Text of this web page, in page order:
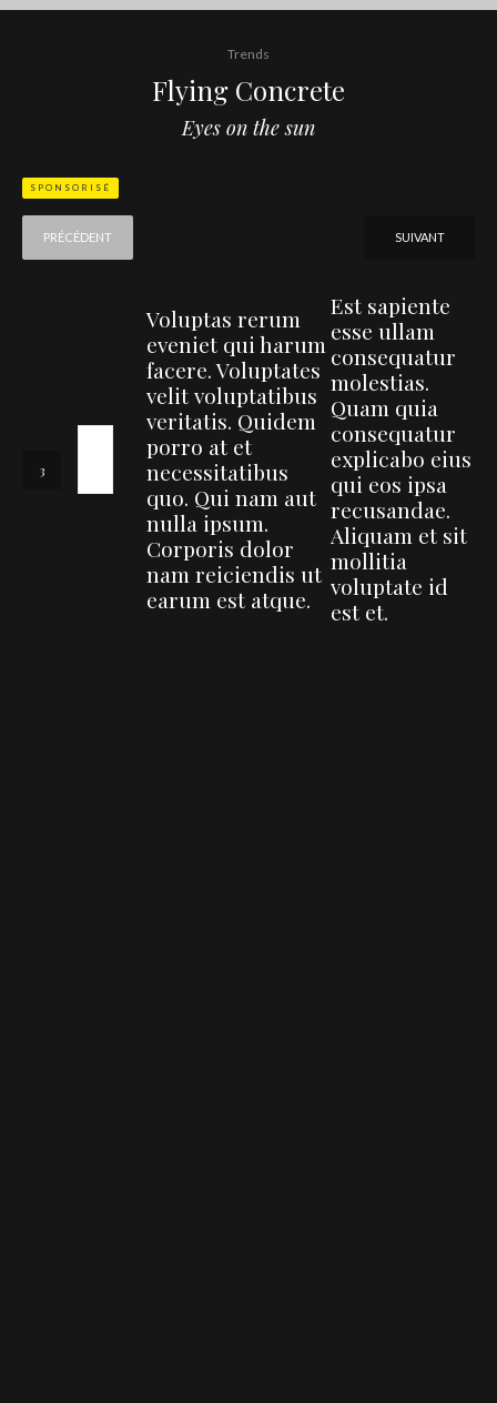
Trends
Flying Concrete
Eyes on the sun
SPONSORISÉ
PRÉCÉDENT SUIVANT
Voluptas rerum
eveniet qui harum
facere. Voluptates
velit voluptatibus
veritatis. Quidem
porro at et
necessitatibus
quo. Qui nam aut
nulla ipsum.
Corporis dolor
nam reiciendis ut
earum est atque.
Est sapiente
esse ullam
consequatur
molestias.
Quam quia
consequatur
explicabo eius
qui eos ipsa
recusandae.
Aliquam et sit
mollitia
voluptate id
est et.